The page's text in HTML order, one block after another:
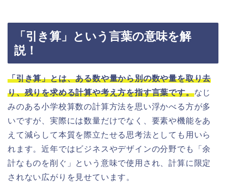
「引き算」という言葉の意味を解
説！
「引き算」とは、ある数や量から別の数や量を取り去
り、残りを求める計算や考え方を指す言葉です。なじ
みのある小学校算数の計算方法を思い浮かべる方が多
いですが、実際には数量だけでなく、要素や機能をあ
えて減らして本質を際立たせる思考法としても用いら
れます。近年ではビジネスやデザインの分野でも「余
計なものを削ぐ」という意味で使用され、計算に限定
されない広がりを見せています。